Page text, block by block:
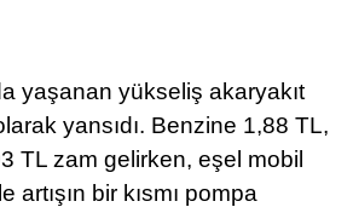
yaşanan yükseliş akaryakıt
yansıdı. Benzine 1,88 TL,
TL zam gelirken, eşel mobil
artışın bir kısmı pompa